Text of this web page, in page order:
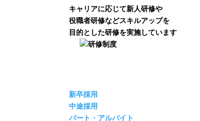
キャリアに応じて新人研修や
役職者研修などスキルアップを
目的とした研修を実施しています
新卒採用
中途採用
パート・アルバイト